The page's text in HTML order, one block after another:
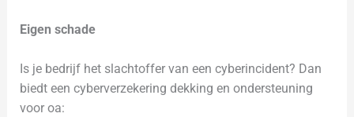
Eigen schade
Is je bedrijf het slachtoffer van een cyberincident? Dan
biedt een cyberverzekering dekking en ondersteuning
voor oa: